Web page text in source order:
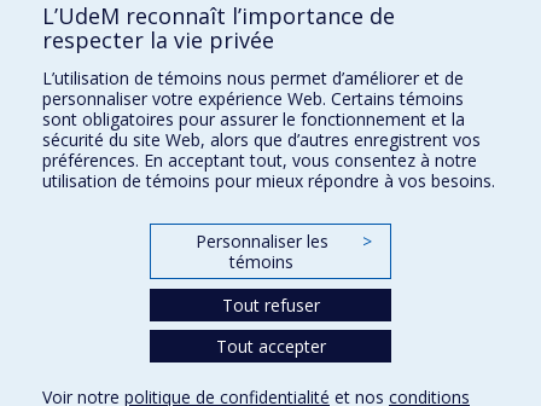
BESOIN D'AIDE?
Plan du site
Signaler une erreur
Accessibilité
FACULTÉ DES ARTS ET DES SCIENCES
Nos programmes et cours
Conditions d’utilisation
L’UdeM reconnaît l’importance de
respecter la vie privée
L’utilisation de témoins nous permet d’améliorer et de
personnaliser votre expérience Web. Certains témoins
sont obligatoires pour assurer le fonctionnement et la
sécurité du site Web, alors que d’autres enregistrent vos
préférences. En acceptant tout, vous consentez à notre
utilisation de témoins pour mieux répondre à vos besoins.
Personnaliser les
témoins
>
Tout refuser
Tout accepter
Voir notre politique de confidentialité et nos conditions